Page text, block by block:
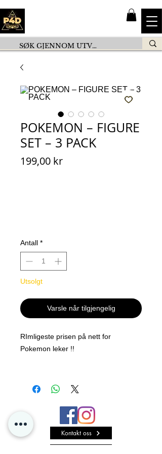
POKEMON – FIGURE
SET – 3 PACK
199,00 krPris
Antall *
Utsolgt
Varsle når tilgjengelig
RImligeste prisen på nett for
Pokemon leker !!
klare for action! Dine 5 cm figurer
cm figurer har realistiske
bevegelser slik at du kan
gjenskape noen av dine
favorittbevegelser! Alle figurene
Kontakt oss